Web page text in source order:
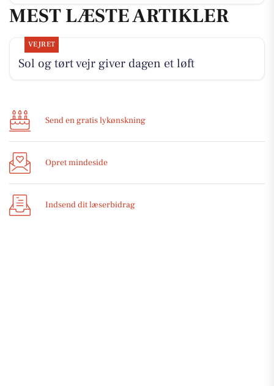
MEST LÆSTE ARTIKLER
VEJRET
Sol og tørt vejr giver dagen et løft
Send en gratis lykønskning
Opret mindeside
Indsend dit læserbidrag